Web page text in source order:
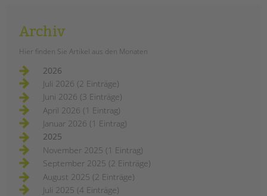
Archiv
Hier finden Sie Artikel aus den Monaten
2026
Juli 2026 (2 Einträge)
Juni 2026 (3 Einträge)
April 2026 (1 Eintrag)
Januar 2026 (1 Eintrag)
2025
November 2025 (1 Eintrag)
September 2025 (2 Einträge)
August 2025 (2 Einträge)
Juli 2025 (4 Einträge)